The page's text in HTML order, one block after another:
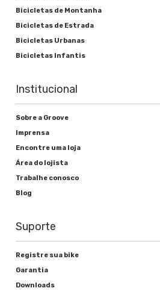
Bicicletas de Montanha
Bicicletas de Estrada
Bicicletas Urbanas
Bicicletas Infantis
Institucional
Sobre a Groove
Imprensa
Encontre uma loja
Área do lojista
Trabalhe conosco
Blog
Suporte
Registre sua bike
Garantia
Downloads